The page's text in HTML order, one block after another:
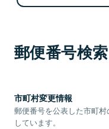
郵便番号検
市町村変更情報
郵便番号を公表した市町
しています。